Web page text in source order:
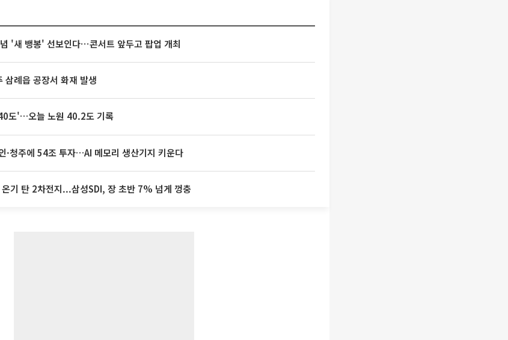
'새 뱅봉' 선보인다⋯콘서트 앞두고 팝업 개최
삼례읍 공장서 화재 발생
도'…오늘 노원 40.2도 기록
·청주에 54조 투자…AI 메모리 생산기지 키운다
기 탄 2차전지...삼성SDI, 장 초반 7% 넘게 껑충